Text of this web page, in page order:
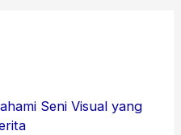
Seni Visual yang